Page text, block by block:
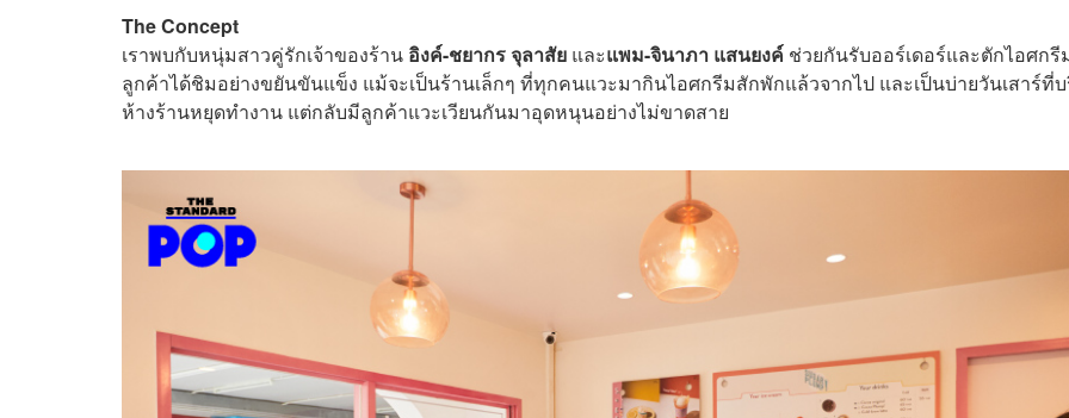
The Concept
เราพบกับหนุ่มสาวคู่รักเจ้าของร้าน อิงค์-ชยากร จุลาสัย และแพม-จินาภา แสนยงค์ ช่วยกันรับออร์เดอร์และตักไอศกรี
ลูกค้าได้ชิมอย่างขยันขันแข็ง แม้จะเป็นร้านเล็กๆ ที่ทุกคนแวะมากินไอศกรีมสักพักแล้วจากไป และเป็นบ่ายวันเสาร์ที่
ห้างร้านหยุดทำงาน แต่กลับมีลูกค้าแวะเวียนกันมาอุดหนุนอย่างไม่ขาดสาย